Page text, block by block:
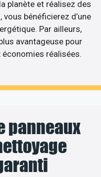
planète et réalisez des
bénéficierez d’une
Par ailleurs,
avantageuse pour
réalisées.
panneaux